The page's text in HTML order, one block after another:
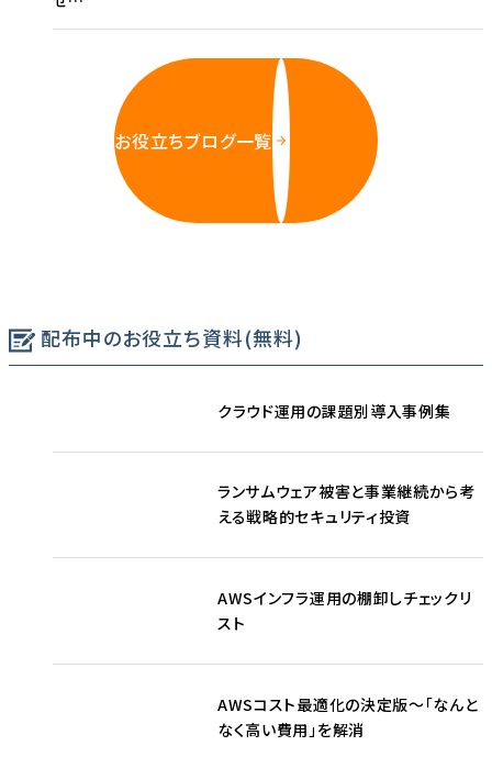
お役立ちブログ一覧
配布中のお役立ち資料(無料)
クラウド運用の課題別導入事例集
ランサムウェア被害と事業継続から考
える戦略的セキュリティ投資
AWSインフラ運用の棚卸しチェックリ
スト
AWSコスト最適化の決定版〜「なんと
なく高い費用」を解消